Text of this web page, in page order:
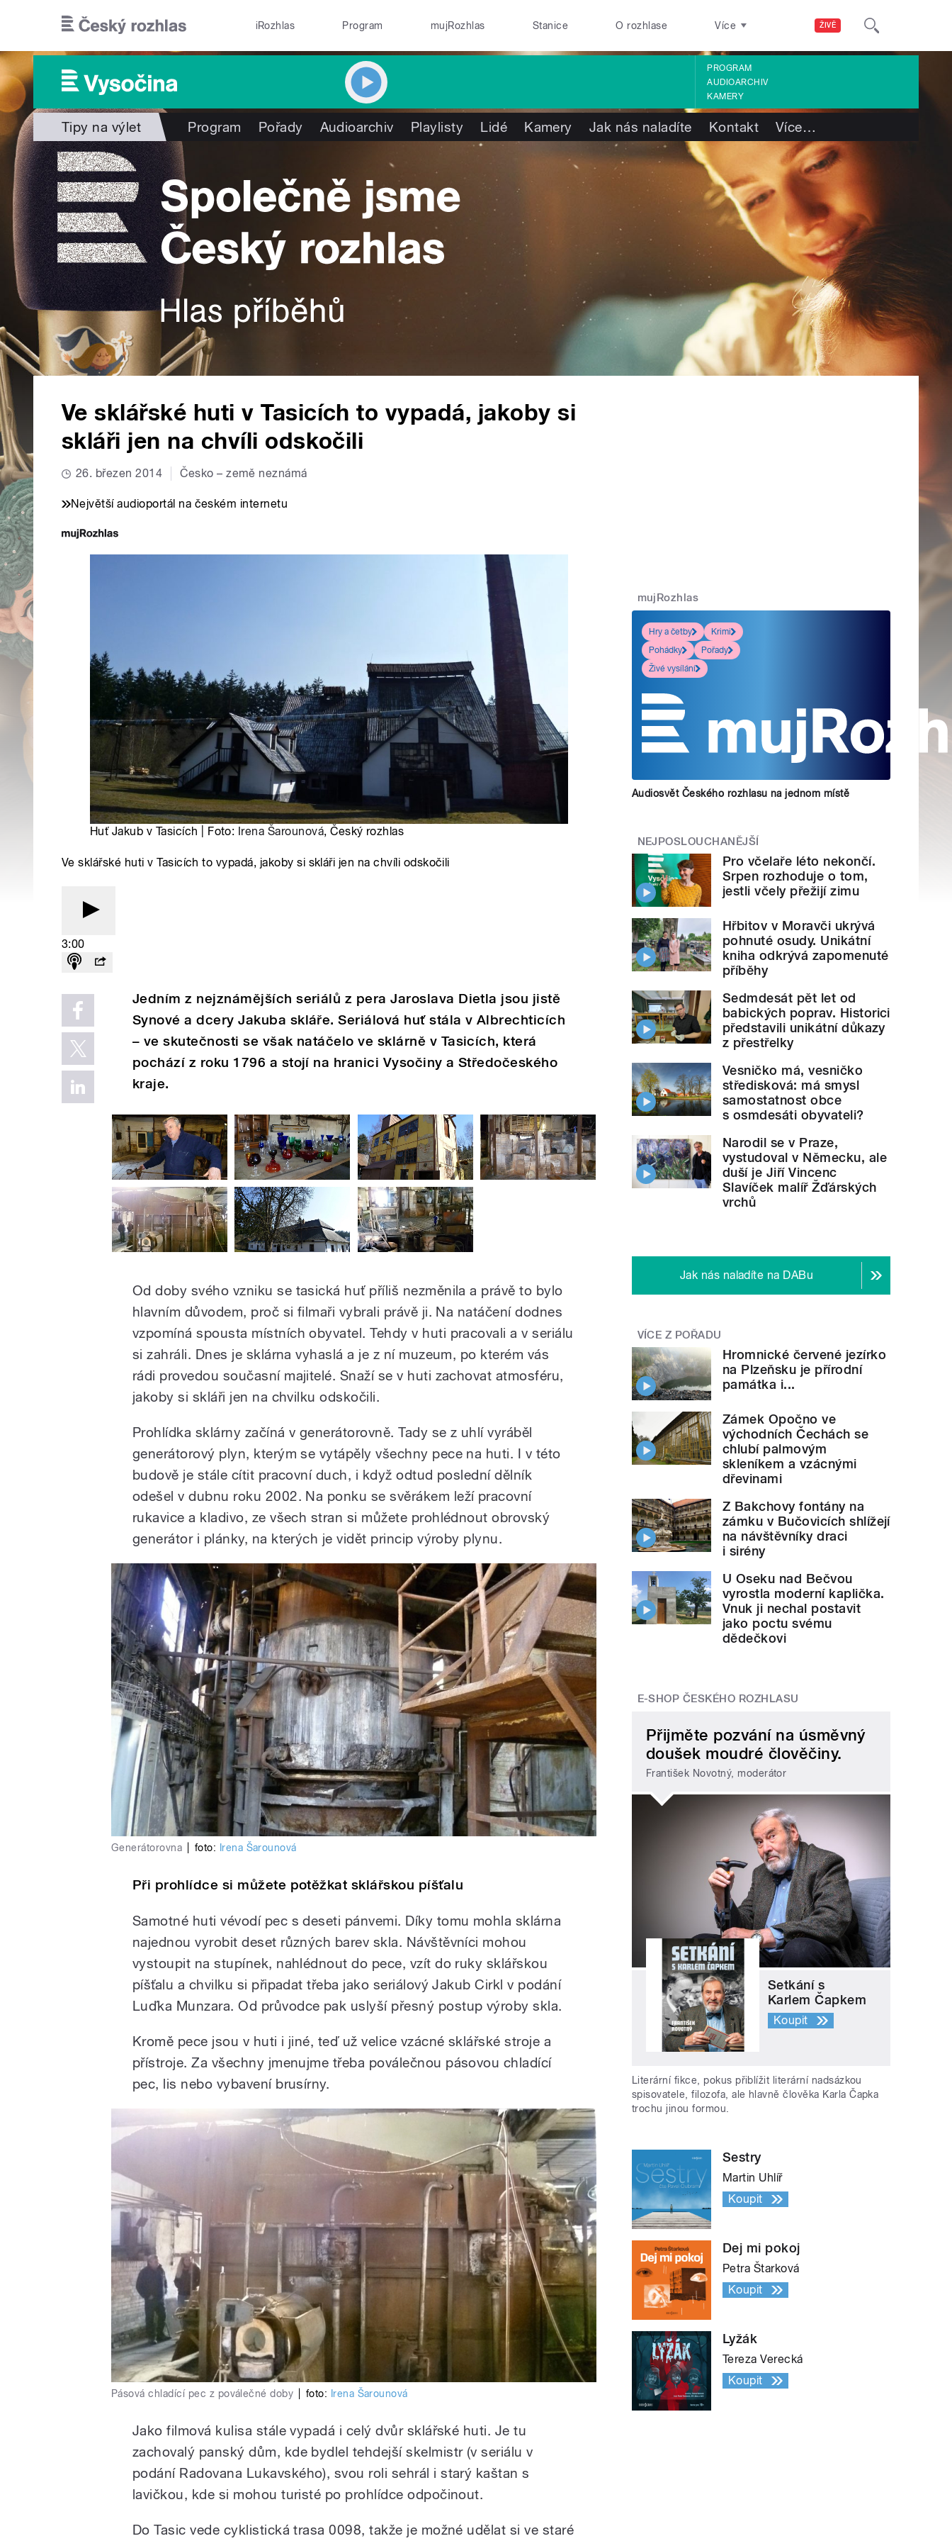
ŽIVĚ
iRozhlas Program mujRozhlas Stanice O rozhlase Více
PROGRAM
AUDIOARCHIV
KAMERY
Tipy na výlet Program Pořady Audioarchiv Playlisty Lidé Kamery Jak nás naladíte Kontakt Více…
Ve sklářské huti v Tasicích to vypadá, jakoby si
skláři jen na chvíli odskočili
26. březen 2014 Česko – země neznámá
Největší audioportál na českém internetu
Huť Jakub v Tasicích | Foto: Irena Šarounová, Český rozhlas
Ve sklářské huti v Tasicích to vypadá, jakoby si skláři jen na chvíli odskočili
3:00
Jedním z nejznámějších seriálů z pera Jaroslava Dietla jsou jistě
Synové a dcery Jakuba skláře. Seriálová huť stála v Albrechticích
– ve skutečnosti se však natáčelo ve sklárně v Tasicích, která
pochází z roku 1796 a stojí na hranici Vysočiny a Středočeského
kraje.
Od doby svého vzniku se tasická huť příliš nezměnila a právě to bylo
hlavním důvodem, proč si filmaři vybrali právě ji. Na natáčení dodnes
vzpomíná spousta místních obyvatel. Tehdy v huti pracovali a v seriálu
si zahráli. Dnes je sklárna vyhaslá a je z ní muzeum, po kterém vás
rádi provedou současní majitelé. Snaží se v huti zachovat atmosféru,
jakoby si skláři jen na chvilku odskočili.
Prohlídka sklárny začíná v generátorovně. Tady se z uhlí vyráběl
generátorový plyn, kterým se vytápěly všechny pece na huti. I v této
budově je stále cítit pracovní duch, i když odtud poslední dělník
odešel v dubnu roku 2002. Na ponku se svěrákem leží pracovní
rukavice a kladivo, ze všech stran si můžete prohlédnout obrovský
generátor i plánky, na kterých je vidět princip výroby plynu.
Generátorovna foto: Irena Šarounová
Při prohlídce si můžete potěžkat sklářskou píšťalu
Samotné huti vévodí pec s deseti pánvemi. Díky tomu mohla sklárna
najednou vyrobit deset různých barev skla. Návštěvníci mohou
vystoupit na stupínek, nahlédnout do pece, vzít do ruky sklářskou
píšťalu a chvilku si připadat třeba jako seriálový Jakub Cirkl v podání
Luďka Munzara. Od průvodce pak uslyší přesný postup výroby skla.
Kromě pece jsou v huti i jiné, teď už velice vzácné sklářské stroje a
přístroje. Za všechny jmenujme třeba poválečnou pásovou chladící
pec, lis nebo vybavení brusírny.
Pásová chladící pec z poválečné doby foto: Irena Šarounová
Jako filmová kulisa stále vypadá i celý dvůr sklářské huti. Je tu
zachovalý panský dům, kde bydlel tehdejší skelmistr (v seriálu v
podání Radovana Lukavského), svou roli sehrál i starý kaštan s
lavičkou, kde si mohou turisté po prohlídce odpočinout.
Do Tasic vede cyklistická trasa 0098, takže je možné udělat si ve staré
mujRozhlas
Hry a četby
Krimi
Pohádky
Pořady
Živé vysílání
Audiosvět Českého rozhlasu na jednom místě
NEJPOSLOUCHANĚJŠÍ
Pro včelaře léto nekončí.
Srpen rozhoduje o tom,
jestli včely přežijí zimu
Hřbitov v Moravči ukrývá
pohnuté osudy. Unikátní
kniha odkrývá zapomenuté
příběhy
Sedmdesát pět let od
babických poprav. Historici
představili unikátní důkazy
z přestřelky
Vesničko má, vesničko
středisková: má smysl
samostatnost obce
s osmdesáti obyvateli?
Narodil se v Praze,
vystudoval v Německu, ale
duší je Jiří Vincenc
Slavíček malíř Žďárských
vrchů
Jak nás naladíte na DABu
VÍCE Z POŘADU
Hromnické červené jezírko
na Plzeňsku je přírodní
památka i...
Zámek Opočno ve
východních Čechách se
chlubí palmovým
skleníkem a vzácnými
dřevinami
Z Bakchovy fontány na
zámku v Bučovicích shlížejí
na návštěvníky draci
i sirény
U Oseku nad Bečvou
vyrostla moderní kaplička.
Vnuk ji nechal postavit
jako poctu svému
dědečkovi
E-SHOP ČESKÉHO ROZHLASU
Přijměte pozvání na úsměvný
doušek moudré člověčiny.
František Novotný, moderátor
Setkání s
Karlem Čapkem
Koupit
Literární fikce, pokus přiblížit literární nadsázkou
spisovatele, filozofa, ale hlavně člověka Karla Čapka
trochu jinou formou.
Sestry
Martin Uhlíř
Koupit
Dej mi pokoj
Petra Štarková
Koupit
Lyžák
Tereza Verecká
Koupit